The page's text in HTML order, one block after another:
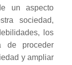
un aspecto
sociedad,
los
de proceder
y ampliar